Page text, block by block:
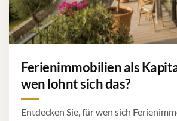
Ferienimmobilien als
wen lohnt sich das?
Entdecken Sie, für wen sich